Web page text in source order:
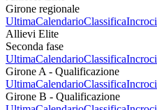
Girone regionale
UltimaCalendarioClassificaIncroci
Allievi Elite
Seconda fase
UltimaCalendarioClassificaIncroci
Girone A - Qualificazione
UltimaCalendarioClassificaIncroci
Girone B - Qualificazione